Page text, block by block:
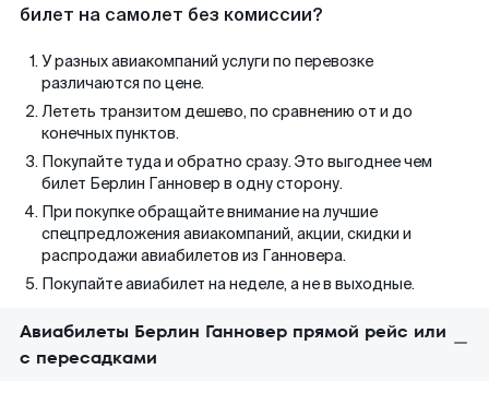
билет на самолет без комиссии?
У разных авиакомпаний услуги по перевозке
различаются по цене.
Лететь транзитом дешево, по сравнению от и до
конечных пунктов.
Покупайте туда и обратно сразу. Это выгоднее чем
билет Берлин Ганновер в одну сторону.
При покупке обращайте внимание на лучшие
спецпредложения авиакомпаний, акции, скидки и
распродажи авиабилетов из Ганновера.
Покупайте авиабилет на неделе, а не в выходные.
Авиабилеты Берлин Ганновер прямой рейс или
с пересадками